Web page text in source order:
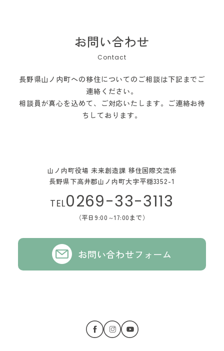
お問い合わせ
長野県山ノ内町への移住についてのご相談は下記までご
連絡ください。
相談員が真心を込めて、ご対応いたします。ご連絡お待
ちしております。
山ノ内町役場 未来創造課 移住国際交流係
長野県下高井郡山ノ内町大字平穏3352-1
TEL0269-33-3113
（平日9:00～17:00まで）
お問い合わせフォーム